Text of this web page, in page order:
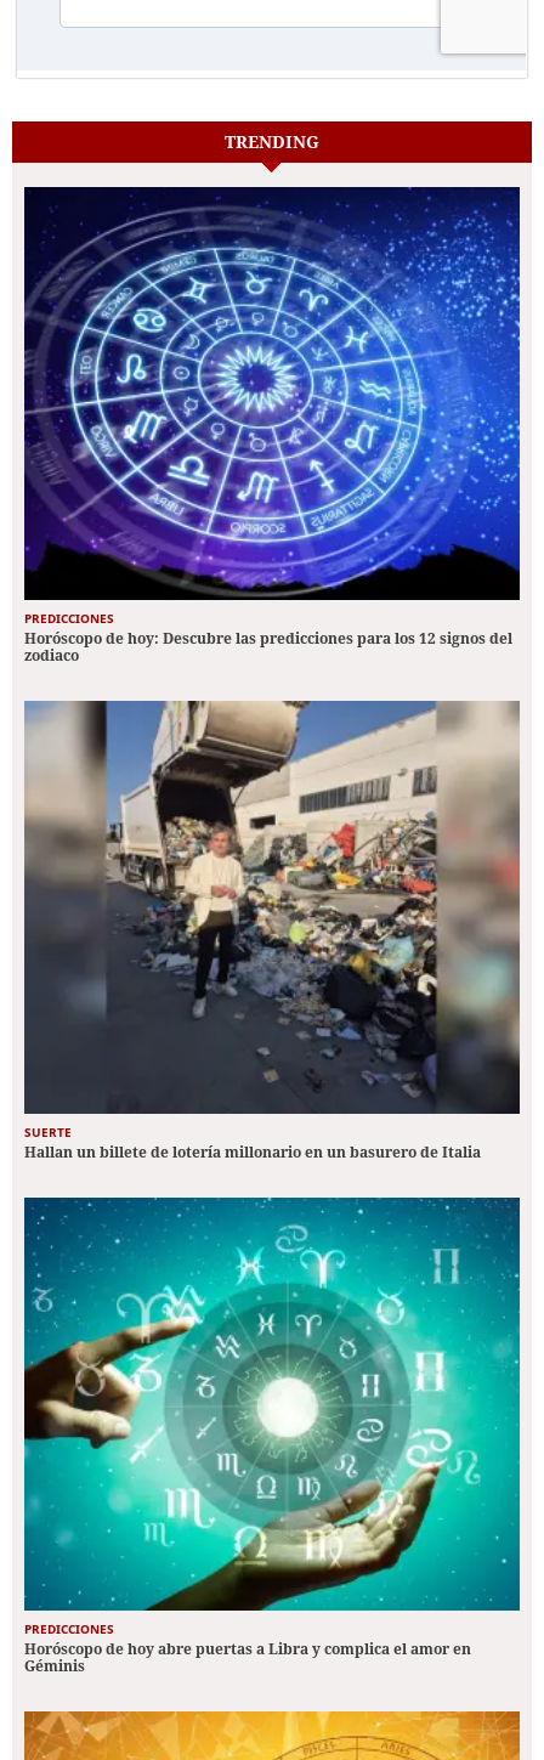
TRENDING
PREDICCIONES
Horóscopo de hoy: Descubre las predicciones para los 12 signos del
zodiaco
SUERTE
Hallan un billete de lotería millonario en un basurero de Italia
PREDICCIONES
Horóscopo de hoy abre puertas a Libra y complica el amor en
Géminis